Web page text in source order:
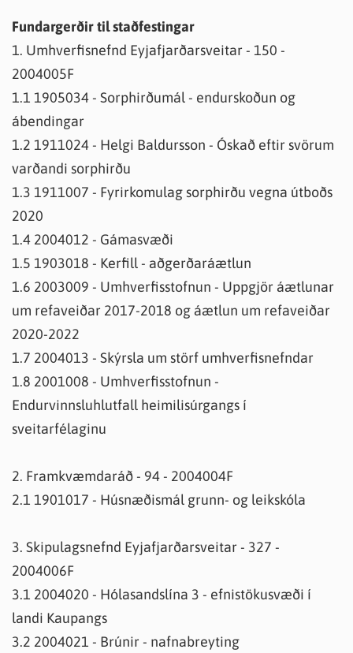
Fundargerðir til staðfestingar
1. Umhverfisnefnd Eyjafjarðarsveitar - 150 -
2004005F
1.1 1905034 - Sorphirðumál - endurskoðun og
ábendingar
1.2 1911024 - Helgi Baldursson - Óskað eftir svörum
varðandi sorphirðu
1.3 1911007 - Fyrirkomulag sorphirðu vegna útboðs
2020
1.4 2004012 - Gámasvæði
1.5 1903018 - Kerfill - aðgerðaráætlun
1.6 2003009 - Umhverfisstofnun - Uppgjör áætlunar
um refaveiðar 2017-2018 og áætlun um refaveiðar
2020-2022
1.7 2004013 - Skýrsla um störf umhverfisnefndar
1.8 2001008 - Umhverfisstofnun -
Endurvinnsluhlutfall heimilisúrgangs í
sveitarfélaginu
2. Framkvæmdaráð - 94 - 2004004F
2.1 1901017 - Húsnæðismál grunn- og leikskóla
3. Skipulagsnefnd Eyjafjarðarsveitar - 327 -
2004006F
3.1 2004020 - Hólasandslína 3 - efnistökusvæði í
landi Kaupangs
3.2 2004021 - Brúnir - nafnabreyting